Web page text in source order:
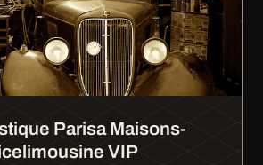
Parisa Maisons-
VIP